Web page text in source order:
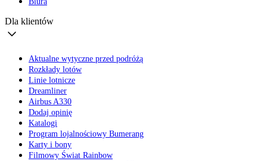
Dla klientów
Aktualne wytyczne przed podróżą
Rozkłady lotów
Linie lotnicze
Dreamliner
Airbus A330
Dodaj opinię
Katalogi
Program lojalnościowy Bumerang
Karty i bony
Filmowy Świat Rainbow